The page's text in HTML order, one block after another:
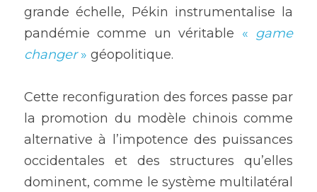
grande échelle, Pékin instrumentalise la
pandémie comme un véritable « game
changer » géopolitique.
Cette reconfiguration des forces passe par
la promotion du modèle chinois comme
alternative à l’impotence des puissances
occidentales et des structures qu’elles
dominent, comme le système multilatéral